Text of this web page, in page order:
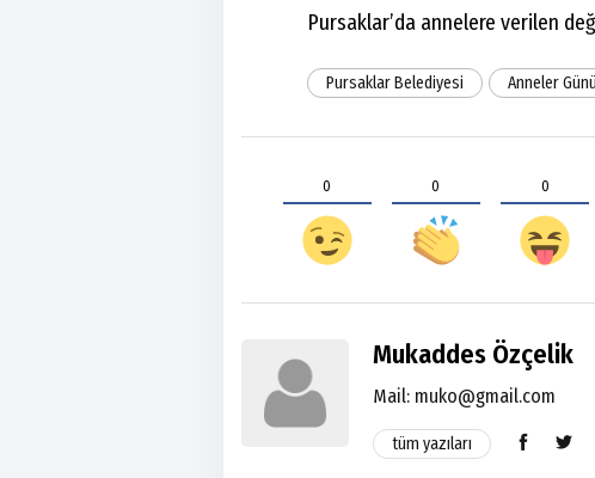
Pursaklar’da annelere verilen
Pursaklar Belediyesi Anneler Günü
0 0 0
Mukaddes Özçelik
Mail: muko@gmail.com
tüm yazıları